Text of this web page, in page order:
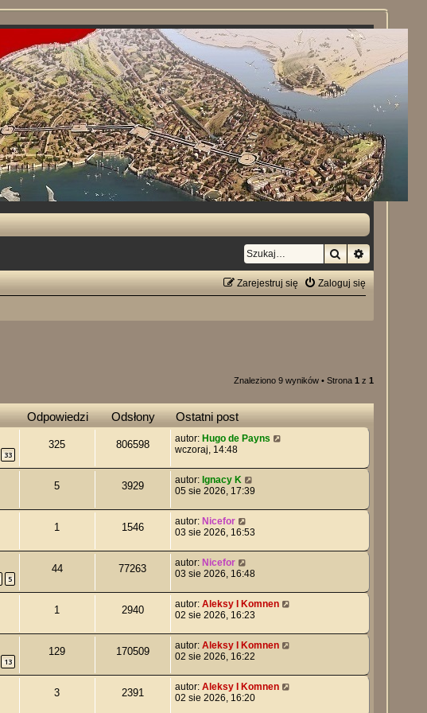
Szukaj
Zaloguj się
Zarejestruj się
Znaleziono 9 wyników • Strona 1 z 1
Odpowiedzi Odsłony Ostatni post
33
325 806598 autor: Hugo de Payns
wczoraj, 14:48
5 3929 autor: Ignacy K
05 sie 2026, 17:39
1 1546 autor: Nicefor
03 sie 2026, 16:53
5
44 77263 autor: Nicefor
03 sie 2026, 16:48
1 2940 autor: Aleksy I Komnen
02 sie 2026, 16:23
13
129 170509 autor: Aleksy I Komnen
02 sie 2026, 16:22
3 2391 autor: Aleksy I Komnen
02 sie 2026, 16:20